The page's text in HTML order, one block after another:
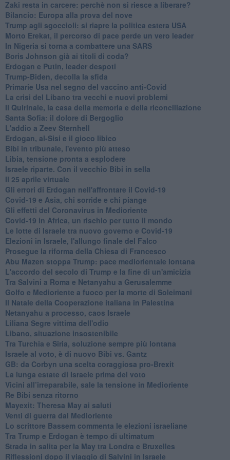
Zaki resta in carcere: perchè non si riesce a liberare?
Bilancio: Europa alla prova del nove
Trump agli sgoccioli: si riapre la politica estera USA
Morto Erekat, il percorso di pace perde un vero leader
In Nigeria si torna a combattere una SARS
Boris Johnson già ai titoli di coda?
Erdogan e Putin, leader despoti
Trump-Biden, decolla la sfida
Primarie Usa nel segno del vaccino anti-Covid
La crisi del Libano tra vecchi e nuovi problemi
Il Quirinale, la casa della memoria e della riconciliazione
Santa Sofia: il dolore di Bergoglio
L'addio a ​Zeev Sternhell
Erdogan, al-Sisi e il gioco libico
Bibi in tribunale, l'evento più atteso
Libia, tensione pronta a esplodere
Israele riparte. Con il vecchio Bibi in sella
Il 25 aprile virtuale
Gli errori di Erdogan nell'affrontare il Covid-19
Covid-19 e Asia, chi sorride e chi piange
Gli effetti del Coronavirus in Medioriente
Covid-19 in Africa, un rischio per tutto il mondo
Le lotte di Israele tra nuovo governo e Covid-19
Elezioni in Israele, l'allungo finale del Falco
Prosegue la riforma della Chiesa di Francesco
Abu Mazen stoppa Trump: pace mediorientale lontana
L'accordo del secolo di Trump e la fine di un'amicizia
Tra Salvini a Roma e Netanyahu a Gerusalemme
Golfo e Medioriente a fuoco per la morte di Soleimani
Il Natale della Cooperazione italiana in Palestina
Netanyahu a processo, caos Israele
Liliana Segre vittima dell'odio
Libano, situazione insostenibile
Tra Turchia e Siria, soluzione sempre più lontana
Israele al voto, è di nuovo Bibi vs. Gantz
GB: da Corbyn una scelta coraggiosa pro-Brexit
La lunga estate di Israele prima del voto
Vicini all’irreparabile, sale la tensione in Medioriente
Re Bibi senza ritorno
Mayexit: Theresa May ai saluti
Venti di guerra dal Medioriente
Lo scrittore Bassem commenta le elezioni israeliane
Tra Trump e Erdogan è tempo di ultimatum
Strada in salita per la May tra Londra e Bruxelles
Riflessioni dopo il viaggio di Salvini in Israele